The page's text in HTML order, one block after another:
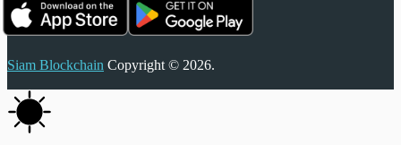
Siam Blockchain Copyright © 2026.